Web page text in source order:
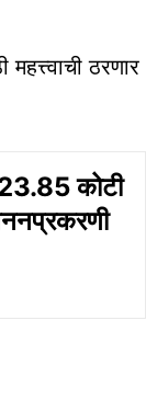
ठरणार
कोटी